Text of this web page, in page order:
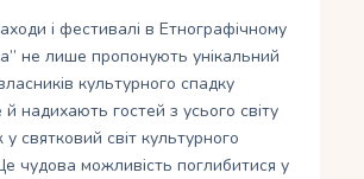
і фестивалі в Етнографічному
не лише пропонують унікальний
культурного спадку
надихають гостей з усього світу
святковий світ культурного
чудова можливість поглибитися у